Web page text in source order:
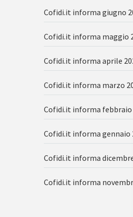
Cofidi.it informa giugno
Cofidi.it informa maggio
Cofidi.it informa aprile
Cofidi.it informa marzo
Cofidi.it informa febbraio
Cofidi.it informa gennaio
Cofidi.it informa
Cofidi.it informa